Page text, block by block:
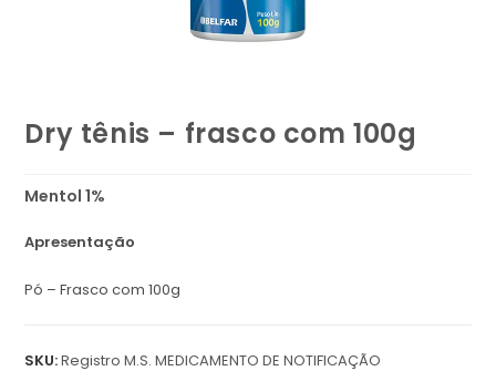
Dry tênis – frasco com 100g
Mentol 1%
Apresentação
Pó – Frasco com 100g
SKU:Registro M.S. MEDICAMENTO DE NOTIFICAÇÃO